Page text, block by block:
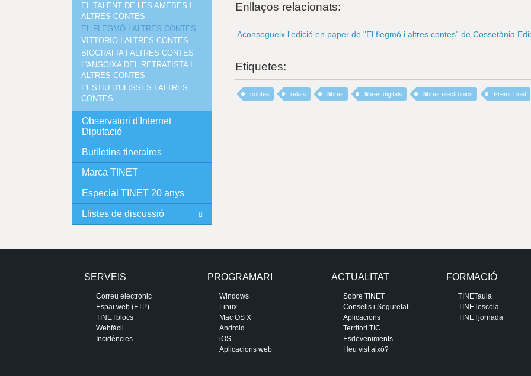
Enllaços relacionats:
Aconsegueix l'edició en paper de "El flegmó i altres contes" de Cossetània
Etiquetes:
contes relats llibres llibres digitals llibres electrònics Premi Tinet
EL TALENT DE LES AMEBES I
ALTRES CONTES
EL FLEGMÓ I ALTRES CONTES
VITTORIO I ALTRES CONTES
BIOGRAFIA I ALTRES CONTES
L'ANGOIXA DEL RETRATISTA I
ALTRES CONTES
L'ESTIU D'ULISSES I ALTRES
CONTES
Observatori d'Internet
Diputació
Butlletins tinetaires
Marca TINET
Especial TINET 20 anys
Llistes de discussió
SERVEIS
Correu electrònic
Espai web (FTP)
TINETblocs
Webfàcil
Incidències
PROGRAMARI
Windows
Linux
Mac OS X
Android
iOS
Aplicacions web
ACTUALITAT
Sobre TINET
Consells i Seguretat
Aplicacions
Territori TIC
Esdeveniments
Heu vist això?
FORMACIÓ
TINETaula
TINETescola
TINETjornada